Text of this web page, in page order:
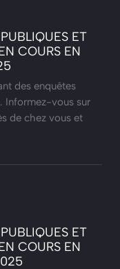
ET
COURS EN
des enquêtes
Informez-vous sur
de chez vous et
ET
COURS EN